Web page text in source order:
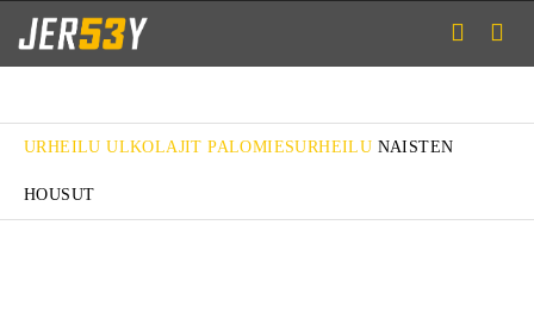
URHEILU ULKOLAJIT PALOMIESURHEILU NAISTEN
HOUSUT